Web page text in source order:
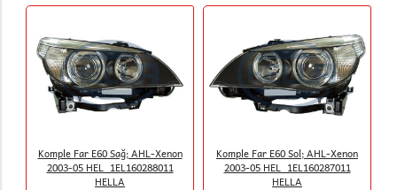
Komple Far E60 Sağ; AHL-Xenon
2003-05 HEL_1EL160288011
HELLA
Komple Far E60 Sol; AHL-Xenon
2003-05 HEL_1EL160287011
HELLA